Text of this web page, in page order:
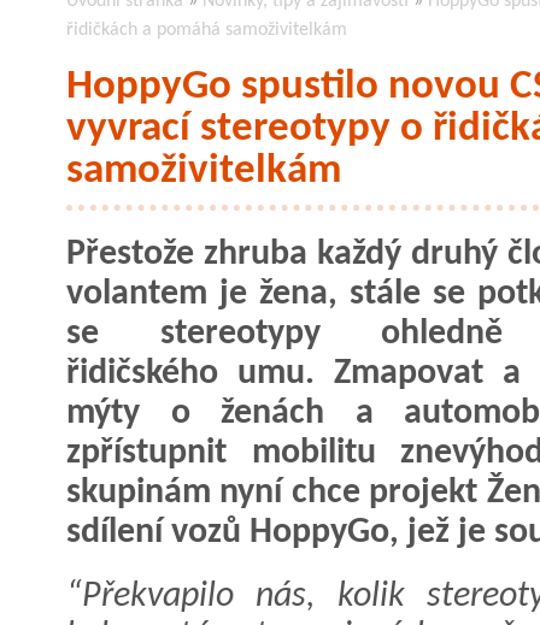
řidičkách a pomáhá samoživitelkám
HoppyGo spustilo novou
vyvrací stereotypy o
samoživitelkám
Přestože zhruba každý druhý
volantem je žena, stále se
se stereotypy ohledně
řidičského umu. Zmapovat a
mýty o ženách a
zpřístupnit mobilitu
skupinám nyní chce projekt
sdílení vozů HoppyGo, jež je
“Překvapilo nás, kolik